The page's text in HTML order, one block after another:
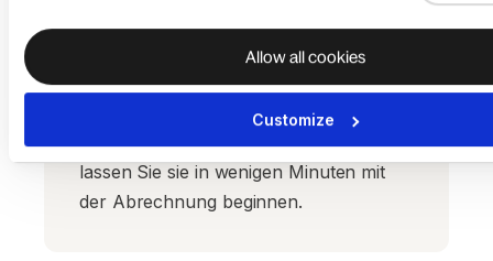
Allow all cookies
Customize
Sofortiges Onboarding für
Freiberufler/innen
Senden Sie rechtlich geprüfte,
lokalisierte Verträge an Kreative und
lassen Sie sie in wenigen Minuten mit
der Abrechnung beginnen.